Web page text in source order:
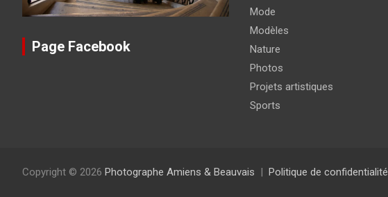
Page Facebook
Mode
Modèles
Nature
Photos
Projets artistiques
Sports
Copyright © 2026 Photographe Amiens & Beauvais Politique de confidentialité